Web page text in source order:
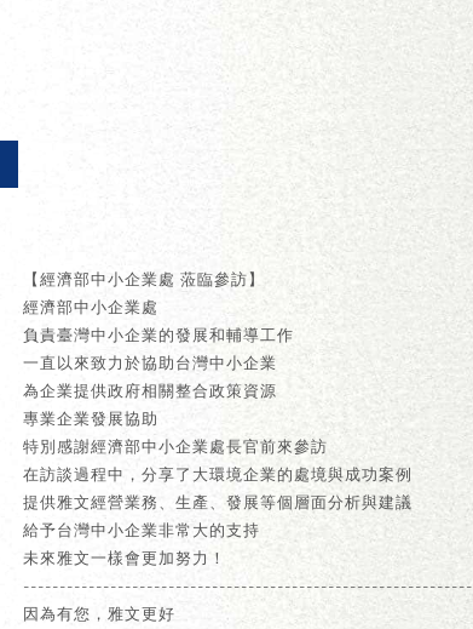
【經濟部中小企業處 蒞臨參訪】
經濟部中小企業處
負責臺灣中小企業的發展和輔導工作
一直以來致力於協助台灣中小企業
為企業提供政府相關整合政策資源
專業企業發展協助
特別感謝經濟部中小企業處長官前來參訪
在訪談過程中，分享了大環境企業的處境與成功案例
提供雅文經營業務、生產、發展等個層面分析與建議
給予台灣中小企業非常大的支持
未來雅文一樣會更加努力！
--------------------------------------------------------------
因為有您，雅文更好